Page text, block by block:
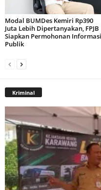
Modal BUMDes Kemiri Rp390
Juta Lebih Dipertanyakan, FPJB
Siapkan Permohonan Informasi
Publik
Kriminal